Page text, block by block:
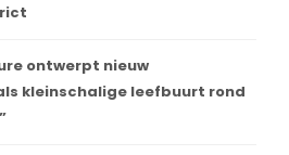
ontwerpt nieuw
kleinschalige leefbuurt rond